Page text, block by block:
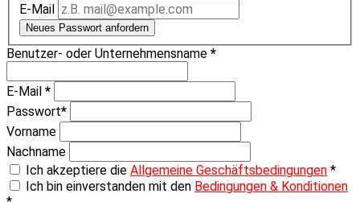
E-Mail
Neues Passwort anfordern
Benutzer- oder Unternehmensname *
E-Mail *
Passwort*
Vorname
Nachname
Ich akzeptiere die Allgemeine Geschäftsbedingungen *
Ich bin einverstanden mit den Bedingungen & Konditionen